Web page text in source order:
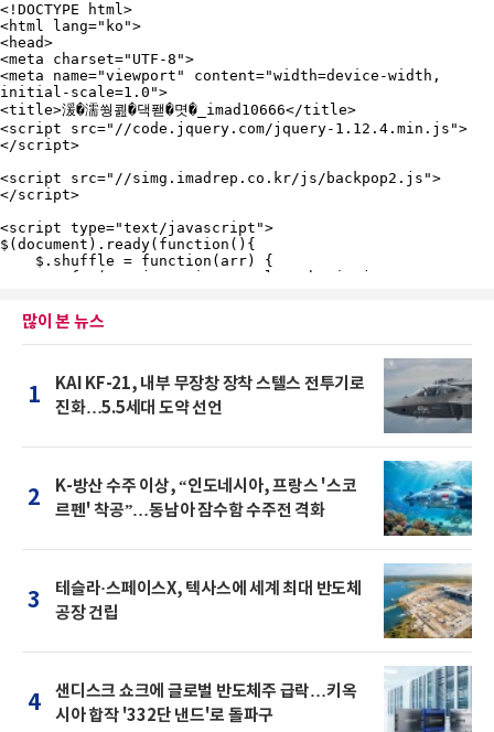
많이 본 뉴스
1
KAI KF-21, 내부 무장창 장착 스텔스 전투기로
진화…5.5세대 도약 선언
2
K-방산 수주 이상, “인도네시아, 프랑스 '스코
르펜' 착공”…동남아 잠수함 수주전 격화
3
테슬라·스페이스X, 텍사스에 세계 최대 반도체
공장 건립
4
샌디스크 쇼크에 글로벌 반도체주 급락…키옥
시아 합작 '332단 낸드'로 돌파구